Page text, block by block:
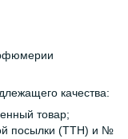
качества:
товар;
посылки (ТТН) и №